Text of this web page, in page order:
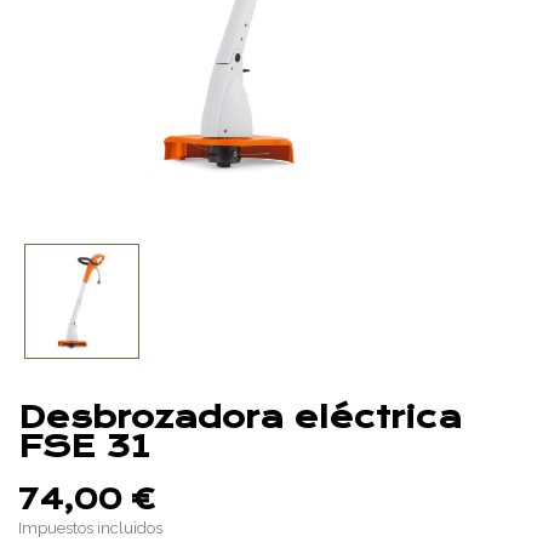
Desbrozadora eléctrica
FSE 31
74,00 €
Impuestos incluidos